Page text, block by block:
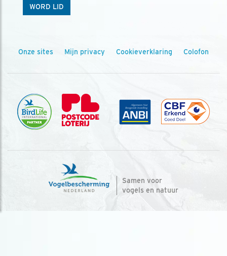
WORD LID
Onze sites Mijn privacy Cookieverklaring Colofon
Samen voor
vogels en natuur